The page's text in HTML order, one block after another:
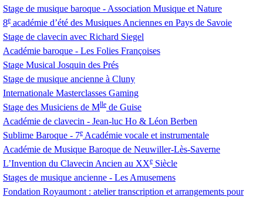
Stage de musique baroque - Association Musique et Nature
8e académie d’été des Musiques Anciennes en Pays de Savoie
Stage de clavecin avec Richard Siegel
Académie baroque - Les Folies Françoises
Stage Musical Josquin des Prés
Stage de musique ancienne à Cluny
Internationale Masterclasses Gaming
Stage des Musiciens de Mlle de Guise
Académie de clavecin - Jean-luc Ho & Léon Berben
Sublime Baroque - 7e Académie vocale et instrumentale
Académie de Musique Baroque de Neuwiller-Lès-Saverne
L’Invention du Clavecin Ancien au XXe Siècle
Stages de musique ancienne - Les Amusemens
Fondation Royaumont : atelier transcription et arrangements pour